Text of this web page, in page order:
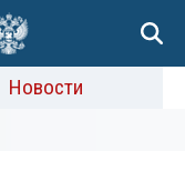
Новости